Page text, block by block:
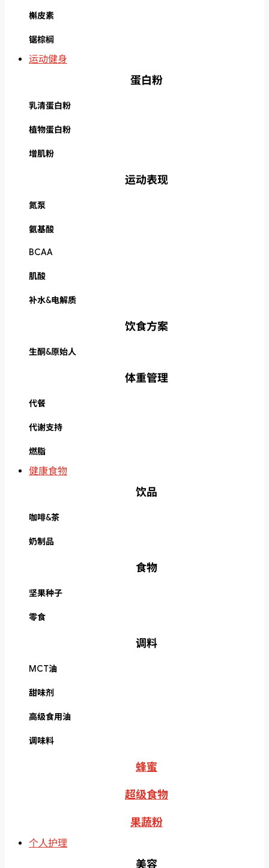
槲皮素
锯棕榈
运动健身
蛋白粉
乳清蛋白粉
植物蛋白粉
增肌粉
运动表现
氮泵
氨基酸
BCAA
肌酸
补水&电解质
饮食方案
生酮&原始人
体重管理
代餐
代谢支持
燃脂
健康食物
饮品
咖啡&茶
奶制品
食物
坚果种子
零食
调料
MCT油
甜味剂
高级食用油
调味料
蜂蜜
超级食物
果蔬粉
个人护理
美容